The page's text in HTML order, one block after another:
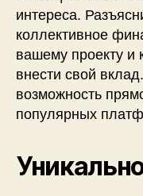
интереса.
коллективное
вашему проекту и
внести свой
возможность
популярных